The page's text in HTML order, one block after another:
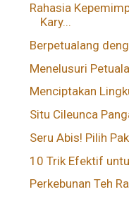
Rahasia
Kary...
Berpetualang
Menelusuri
Menciptakan
Situ Cileunca
Seru Abis! Pilih
10 Trik Efektif
Perkebunan Teh